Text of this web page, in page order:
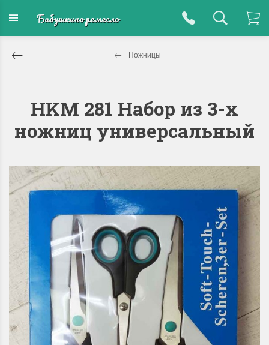
Бабушкино ремесло
Ножницы
HKM 281 Набор из 3-х
ножниц универсальный